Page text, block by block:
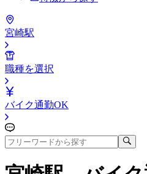
宮崎駅
職種を選択
バイク通勤OK